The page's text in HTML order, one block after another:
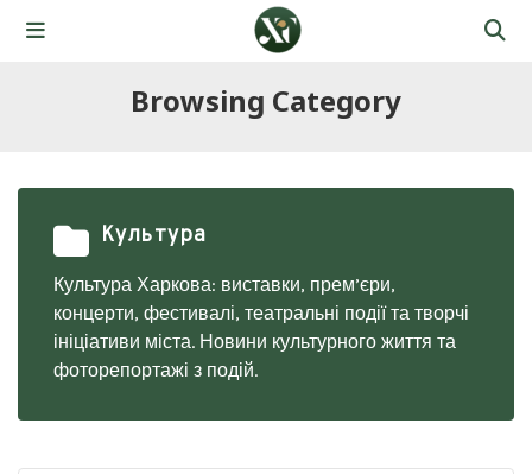
Browsing Category
Культура
Культура Харкова: виставки, прем’єри,
концерти, фестивалі, театральні події та творчі
ініціативи міста. Новини культурного життя та
фоторепортажі з подій.